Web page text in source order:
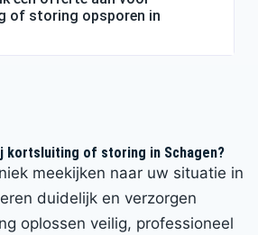
of storing opsporen in
kortsluiting of storing in Schagen?
meekijken naar uw situatie in
duidelijk en verzorgen
oplossen veilig, professioneel